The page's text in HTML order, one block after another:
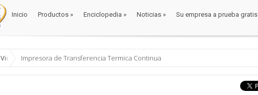
Inicio Productos » Enciclopedia » Noticias » Su empresa a prueba gratis
VideosImpresora de Transferencia Termica Continua